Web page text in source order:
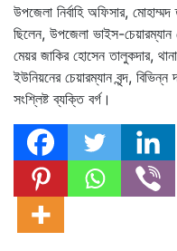
উপজেলা নির্বাহি অফিসার,
ছিলেন, উপজেলা ভাইস-
মেয়র জাকির হোসেন তালুকদার,
ইউনিয়নের চেয়ারম্যান বৃন্দ,
সংশ্লিষ্ট ব্যক্তি বর্গ।